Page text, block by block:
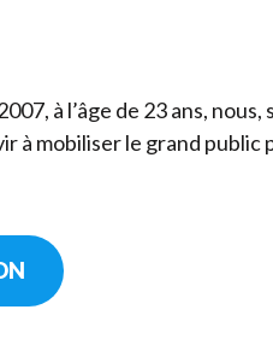
, à l’âge de 23ans, nous,
à mobiliser le grand